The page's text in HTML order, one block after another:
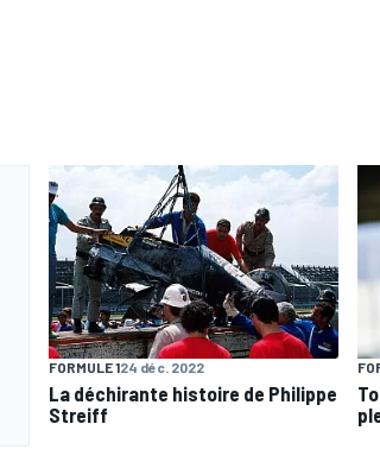
FORMULE 124 déc. 2022
La déchirante histoire de Philippe
Streiff